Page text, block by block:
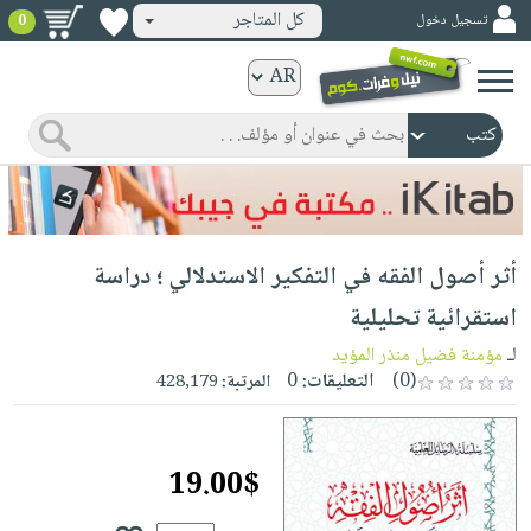
ورقية
المواضيع
صدر
حديثاً
الأكثر
مبيعاً
جوائز
شحن
مخفض
عروض
خاصة
صفحات
مشوقة
كتب
الكترونية
الرئيسية
صدر
حديثاً
الأكثر
مبيعاً
كتب
مجانية
كتب
صوتية
الصفحة
الرئيسية
masmu3
بلا
حدود
أطفال
وناشئة
الصفحةوسائل
تسجيل دخول كل المتاجر 0
أثر أصول الفقه في التفكير الاستدلالي ؛ دراسة
استقرائية تحليلية
لـمؤمنة فضيل منذر المؤيد
(0)
التعليقات:0 المرتبة:428,179
19.00$